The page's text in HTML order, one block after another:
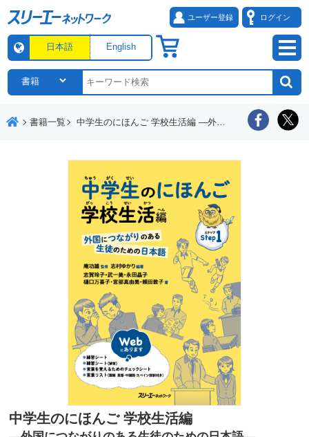
ユーザー登録 ログイン
日本語 English
書籍一覧 中学生のにほんご 学校生活編 ―外国につながりのある生徒のための日本語―
中学生のにほんご 学校生活編